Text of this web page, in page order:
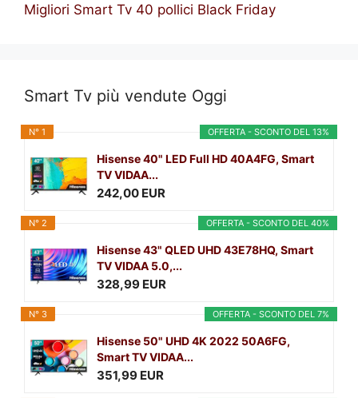
Migliori Smart Tv 40 pollici Black Friday
Smart Tv più vendute Oggi
OFFERTA - SCONTO DEL 13%
N° 1
Hisense 40" LED Full HD 40A4FG, Smart
TV VIDAA...
242,00 EUR
OFFERTA - SCONTO DEL 40%
N° 2
Hisense 43" QLED UHD 43E78HQ, Smart
TV VIDAA 5.0,...
328,99 EUR
OFFERTA - SCONTO DEL 7%
N° 3
Hisense 50" UHD 4K 2022 50A6FG,
Smart TV VIDAA...
351,99 EUR